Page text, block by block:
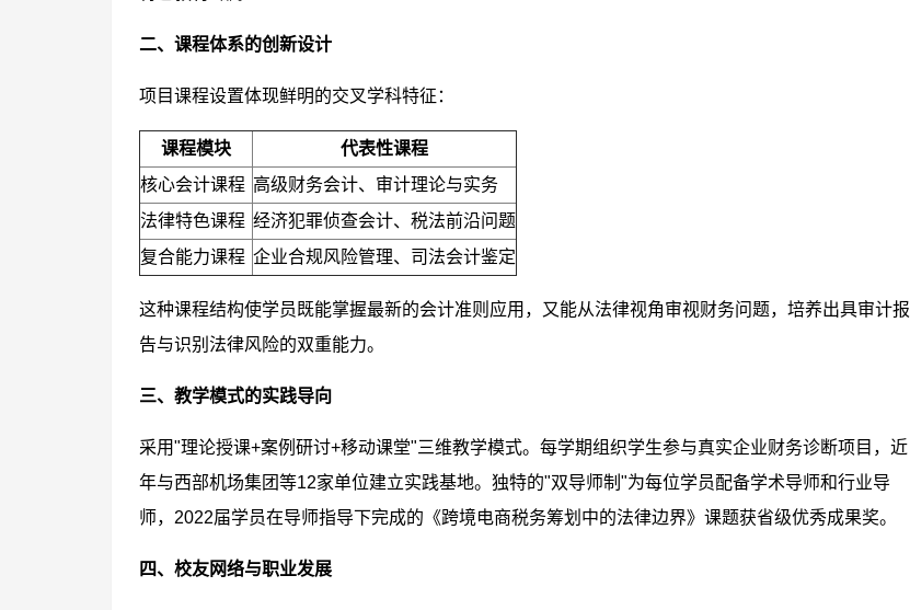
二、课程体系的创新设计
项目课程设置体现鲜明的交叉学科特征：
课程模块
代表性课程
核心会计课程 高级财务会计、审计理论与实务
法律特色课程 经济犯罪侦查会计、税法前沿问题
复合能力课程 企业合规风险管理、司法会计鉴定
这种课程结构使学员既能掌握最新的会计准则应用，又能从法律视角审视财务问题，培养出具审计报
告与识别法律风险的双重能力。
三、教学模式的实践导向
采用"理论授课+案例研讨+移动课堂"三维教学模式。每学期组织学生参与真实企业财务诊断项目，近
年与西部机场集团等12家单位建立实践基地。独特的"双导师制"为每位学员配备学术导师和行业导
师，2022届学员在导师指导下完成的《跨境电商税务筹划中的法律边界》课题获省级优秀成果奖。
四、校友网络与职业发展